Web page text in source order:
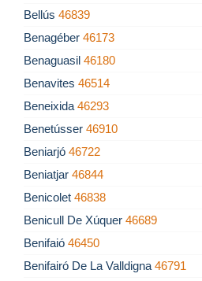
Bellús 46839
Benagéber 46173
Benaguasil 46180
Benavites 46514
Beneixida 46293
Benetússer 46910
Beniarjó 46722
Beniatjar 46844
Benicolet 46838
Benicull De Xúquer 46689
Benifaió 46450
Benifairó De La Valldigna 46791